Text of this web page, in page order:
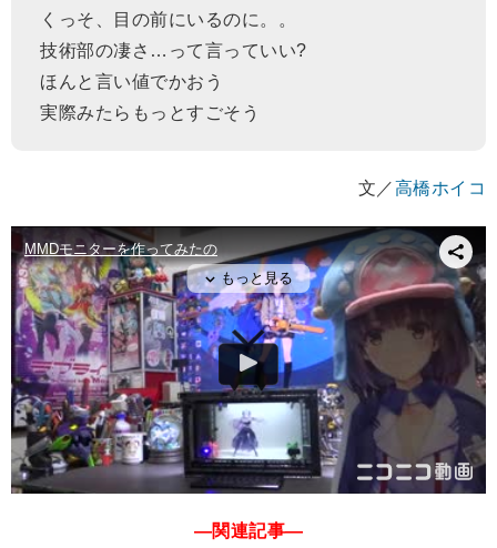
くっそ、目の前にいるのに。。
技術部の凄さ…って言っていい?
ほんと言い値でかおう
実際みたらもっとすごそう
文／高橋ホイコ
―関連記事―